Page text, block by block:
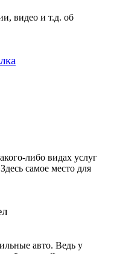
видео и т.д. об
либо видах услуг
самое место для
авто. Ведь у